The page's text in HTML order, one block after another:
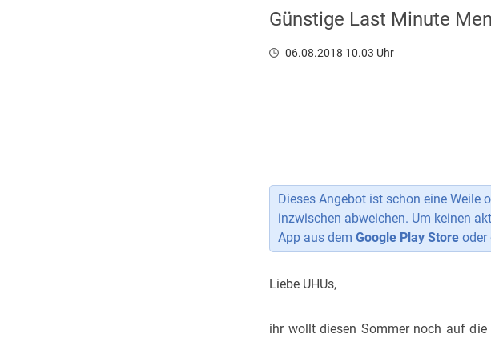
Günstige Last Minute
06.08.2018 10.03 Uhr
Dieses Angebot ist schon eine Weile
inzwischen abweichen. Um keinen
App aus dem Google Play Store oder
Liebe UHUs,
ihr wollt diesen Sommer noch auf